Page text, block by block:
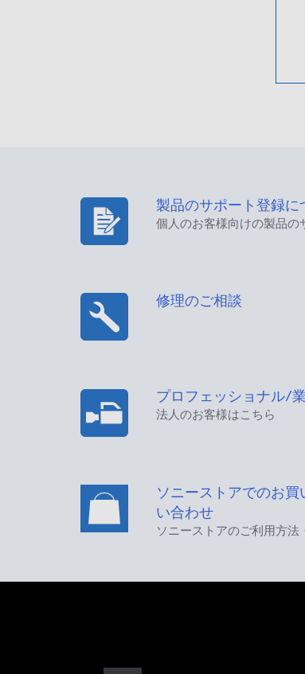
製品のサポート登録に
個人のお客様向けの製品の
修理のご相談
プロフェッショナル/
法人のお客様はこちら
ソニーストアでのお
い合わせ
ソニーストアのご利用方